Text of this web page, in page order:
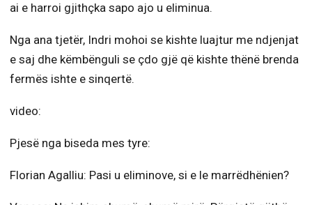
ai e harroi gjithçka sapo ajo u eliminua.
Nga ana tjetër, Indri mohoi se kishte luajtur me ndjenjat
e saj dhe këmbënguli se çdo gjë që kishte thënë brenda
fermës ishte e sinqertë.
video:
Pjesë nga biseda mes tyre:
Florian Agalliu: Pasi u eliminove, si e le marrëdhënien?